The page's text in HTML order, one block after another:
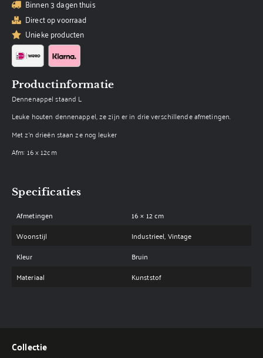
Binnen 3 dagen thuis
Direct op voorraad
Unieke producten
Productinformatie
Dennenappel staand L
Leuke houten dennenappel, ze zijn er in drie verschillende afmetingen.
Met z'n drieën staan ze nog leuker
Afm: 16 x 12cm
Specificaties
Afmetingen
16 × 12 cm
Woonstijl
Industrieel, Vintage
Kleur
Bruin
Materiaal
Kunststof
Collectie